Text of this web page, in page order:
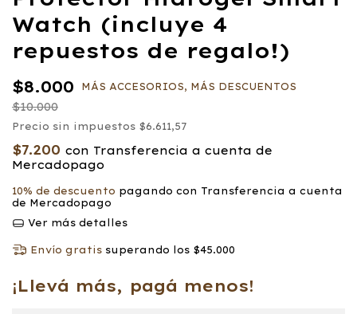
Watch (incluye 4
repuestos de regalo!)
$8.000 MÁS ACCESORIOS, MÁS DESCUENTOS
$10.000
Precio sin impuestos $6.611,57
$7.200 con Transferencia a cuenta de
Mercadopago
10% de descuento pagando con Transferencia a cuenta
de Mercadopago
Ver más detalles
Envío gratis superando los $45.000
¡Llevá más, pagá menos!